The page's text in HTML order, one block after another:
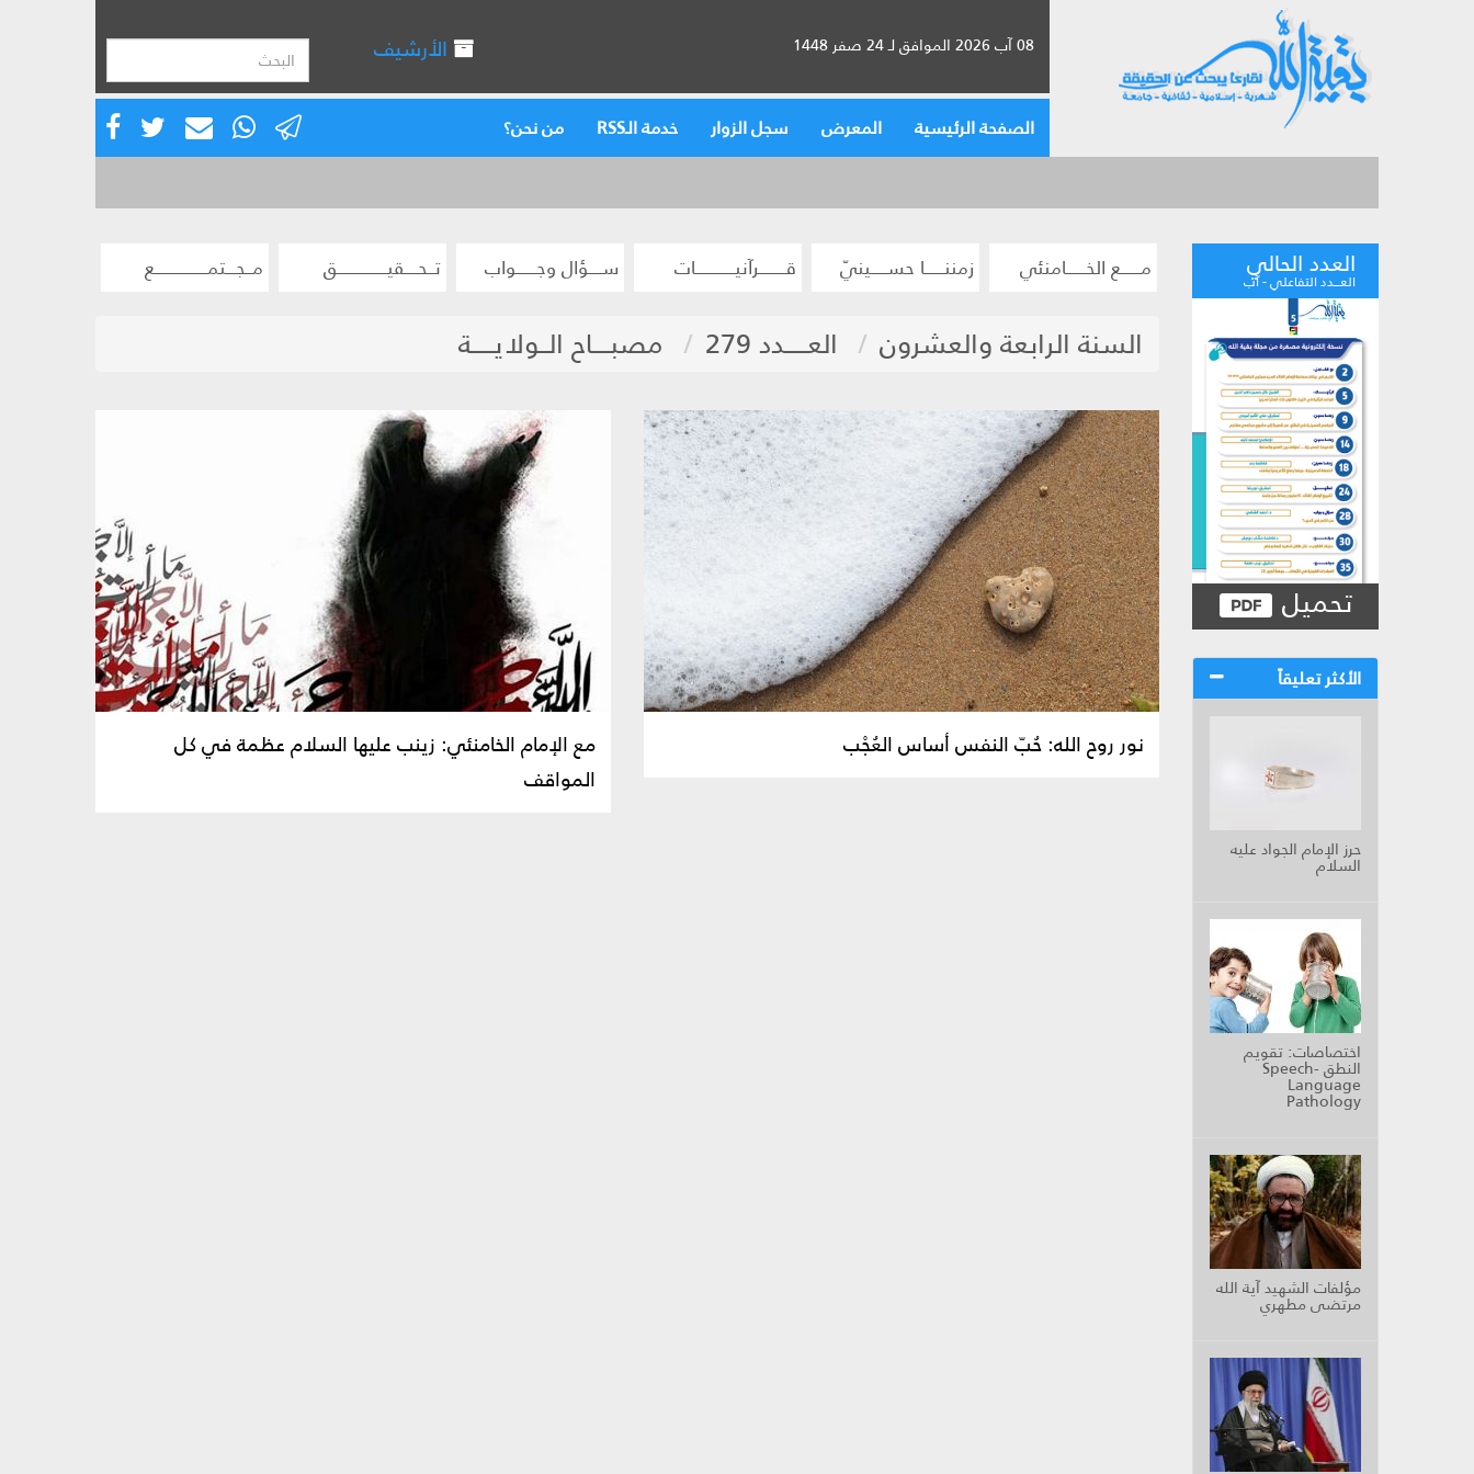
08 آب 2026 الموافق لـ 24 صفر 1448 الأرشيف
الصفحة الرئيسية المعرض سجل الزوار خدمة الـRSS من نحن؟
العدد الحالي
العـــدد التفاعلي - آب
تحميل
الأكثر تعليقاً
حرز الإمام الجواد عليه
السلام
اختصاصات: تقويم
النطق Speech-
Language
Pathology
مؤلفات الشهيد آية الله
مرتضى مطهري
مــــــع الخــــــامنئي زمننــــــا حســـــينيّ قــــــــرآنيــــــــــــات ســــؤال وجــــــواب تــحــــقيـــــــــــــــق مــجـــتمــــــــــــــــع
السنة الرابعة والعشرون العـــــدد 279 مصبــــاح الــولايـــــة
نور روح الله: حُبّ النفس أساس العُجْب
مع الإمام الخامنئي: زينب عليها السلام عظمة في كل
المواقف